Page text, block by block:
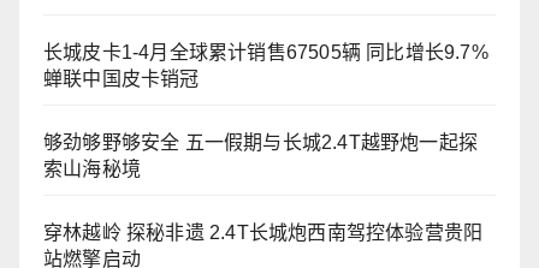
长城皮卡1-4月全球累计销售67505辆 同比增长9.7%
蝉联中国皮卡销冠
够劲够野够安全 五一假期与长城2.4T越野炮一起探
索山海秘境
穿林越岭 探秘非遗 2.4T长城炮西南驾控体验营贵阳
站燃擎启动